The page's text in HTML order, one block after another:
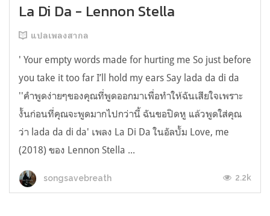
La Di Da - Lennon Stella
แปลเพลงสากล
' Your empty words made for hurting me So just before
you take it too far I’ll hold my ears Say lada da di da
''คำพูดง่ายๆของคุณที่พูดออกมาเพื่อทำให้ฉันเสียใจเพราะ
งั้นก่อนที่คุณจะพูดมากไปกว่านี้ ฉันขอปิดหู แล้วพูดใส่คุณ
ว่า lada da di da' เพลง La Di Da ในอัลบั้ม Love, me
(2018) ของ Lennon Stella ...
songsavebreath 2.2k